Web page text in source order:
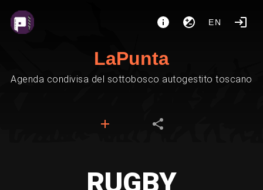
EN
LaPunta
Agenda condivisa del sottobosco autogestito toscano
RUGBY